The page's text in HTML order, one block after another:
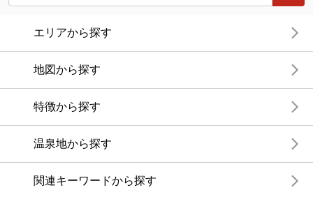
エリアから探す
地図から探す
特徴から探す
温泉地から探す
関連キーワードから探す